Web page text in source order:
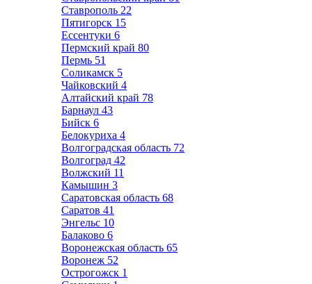
Ставрополь 22
Пятигорск 15
Ессентуки 6
Пермский край 80
Пермь 51
Соликамск 5
Чайковский 4
Алтайский край 78
Барнаул 43
Бийск 6
Белокуриха 4
Волгоградская область 72
Волгоград 42
Волжский 11
Камышин 3
Саратовская область 68
Саратов 41
Энгельс 10
Балаково 6
Воронежская область 65
Воронеж 52
Острогожск 1